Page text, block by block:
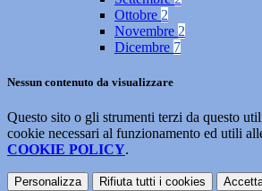
Ottobre 2
Novembre 2
Dicembre 7
Nessun contenuto da visualizzare
Questo sito o gli strumenti terzi da questo
cookie necessari al funzionamento ed utili
COOKIE POLICY.
Personalizza Rifiuta tutti i cookies